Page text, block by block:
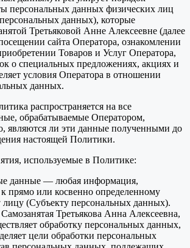
персональных данных физических лиц
данных), которые
Третьяковой Анне Алексеевне (далее
сайта Оператора, ознакомлении
Товаров и Услуг Оператора,
о специальных предложениях, акциях и
условия Оператора в отношении
данных.
распространяется на все
обрабатываемые Оператором,
являются ли эти данные полученными до
настоящей Политики.
используемые в Политике:
данные — любая информация,
к прямо или косвенно определенному
лицу (Субъекту персональных данных).
Третьякова Анна Алексеевна,
обработку персональных данных,
цели обработки персональных